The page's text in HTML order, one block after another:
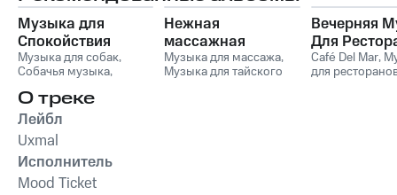
Музыка для
Спокойствия
Кошек
Музыка для собак,
Собачья музыка,
Музыка для сна
домашних животных
Музыка для йоги
Нежная
массажная
музыка для
глубокого
Музыка для массажа,
Музыка для тайского
Вечерняя
Для
Vol. 1
Café Del Mar,
для
О треке
Лейбл
Uxmal
Исполнитель
Mood Ticket